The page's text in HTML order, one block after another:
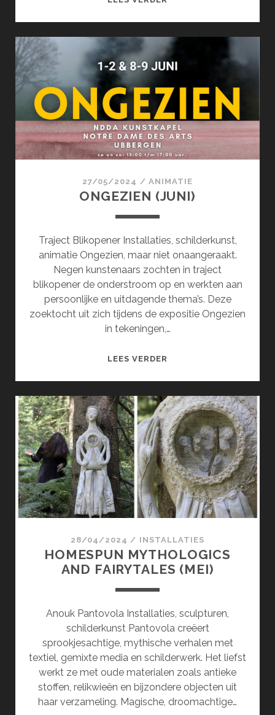
27/05/2024 / ANIMATIE
ONGEZIEN (JUNI)
Traject Blikopener Installaties, schilderkunst,
animatie Ongezien, maar niet onaangeraakt.
Negen kunstenaars zochten in traject
blikopener de onderstroom op en werkten aan
persoonlijke en uitdagende thema’s. Deze
zoektocht uit zich tijdens de expositie Ongezien
in tekeningen,…
LEES VERDER
28/04/2024 / INSTALLATIES
HOMESPUN MYTHOLOGICS
AND FAIRYTALES (MEI)
Anouk Pantovola Installaties, sculpturen,
schilderkunst Pantovola creëert
sprookjesachtige, mythische verhalen met
textiel, gemixte media en schilderwerk. Het liefst
werkt ze met oude materialen zoals antieke
stoffen, relikwieën en bijzondere objecten uit
haar verzameling. Magische, droomachtige…